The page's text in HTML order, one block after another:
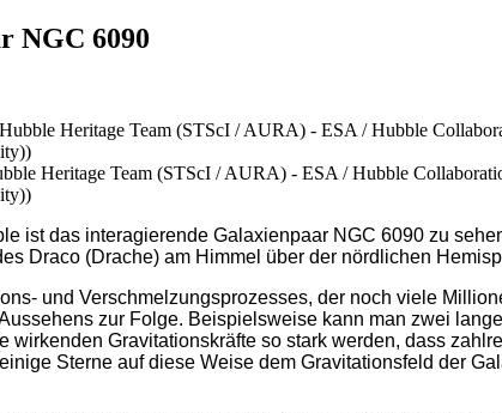
NGC 6090
Heritage Team (STScI / AURA) - ESA / Hubble
ist das interagierende Galaxienpaar NGC 6090 zu
Draco (Drache) am Himmel über der nördlichen
und Verschmelzungsprozesses, der noch viele
zur Folge. Beispielsweise kann man zwei
Gravitationskräfte so stark werden, dass
Sterne auf diese Weise dem Gravitationsfeld der